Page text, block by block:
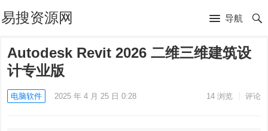
易搜资源网 导航
Autodesk Revit 2026 二维三维建筑设
计专业版
电脑软件 2025 年 4 月 25 日 0:28 14浏览 评论